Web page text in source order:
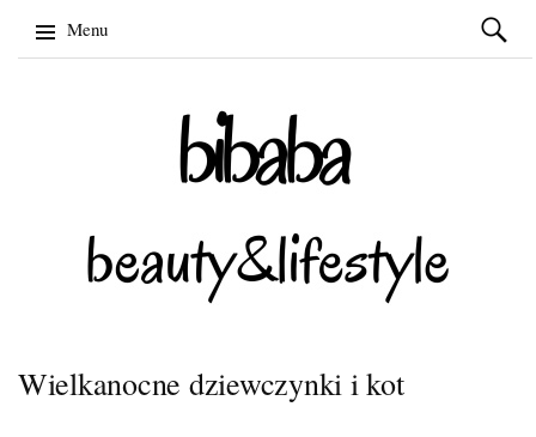
Menu
Szukaj:
Wielkanocne dziewczynki i kot